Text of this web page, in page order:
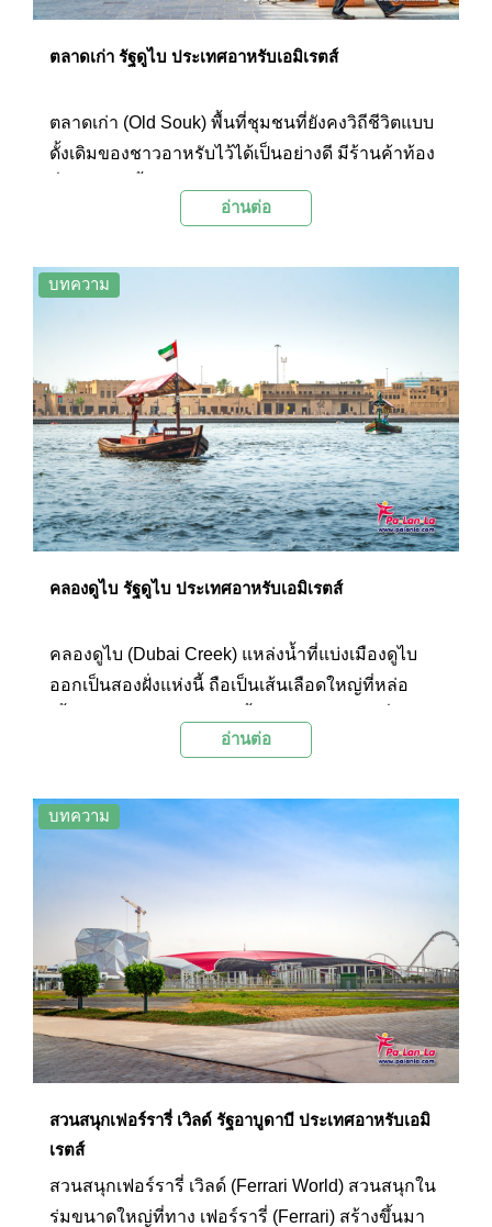
ตลาดเก่า รัฐดูไบ ประเทศอาหรับเอมิเรตส์
ตลาดเก่า (Old Souk) พื้นที่ชุมชนที่ยังคงวิถีชีวิตแบบ
ดั้งเดิมของชาวอาหรับไว้ได้เป็นอย่างดี มีร้านค้าท้อง
เป็นกันเองของบรรดาคนในพื้นที่ ซึ่งช่วยสร้าง
ขึ้นไปอีก
อ่านต่อ
บทความ
คลองดูไบ รัฐดูไบ ประเทศอาหรับเอมิเรตส์
คลองดูไบ (Dubai Creek) แหล่งน้ำที่แบ่งเมืองดูไบ
ออกเป็นสองฝั่งแห่งนี้ ถือเป็นเส้นเลือดใหญ่ที่หล่อ
ทำให้พื้นที่ริมคลองดูไบแห่งนี้เต็มไปด้วย
สืบทอดกันมาตั้งแต่ชาวอาหรับกลุ่มแรกเข้ามาตั้ง
รกรากที่เมืองแห่งนี้
อ่านต่อ
บทความ
สวนสนุกเฟอร์รารี่ เวิลด์ รัฐอาบูดาบี ประเทศอาหรับเอมิ
เรตส์
สวนสนุกเฟอร์รารี่ เวิลด์ (Ferrari World) สวนสนุกใน
ร่มขนาดใหญ่ที่ทาง เฟอร์รารี่ (Ferrari) สร้างขึ้นมา